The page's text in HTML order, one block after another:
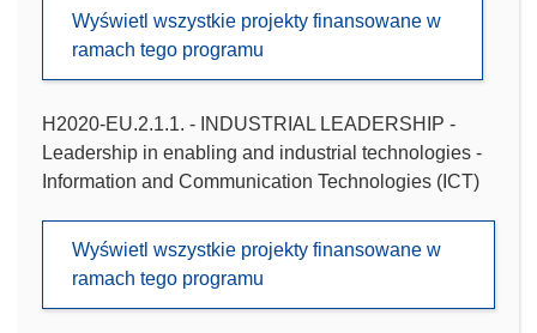
Wyświetl wszystkie projekty finansowane w
ramach tego programu
H2020-EU.2.1.1. - INDUSTRIAL LEADERSHIP -
Leadership in enabling and industrial technologies -
Information and Communication Technologies (ICT)
Wyświetl wszystkie projekty finansowane w
ramach tego programu